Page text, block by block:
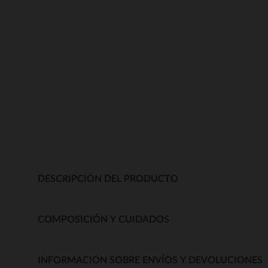
DESCRIPCIÓN DEL PRODUCTO
COMPOSICIÓN Y CUIDADOS
INFORMACIÓN SOBRE ENVÍOS Y DEVOLUCIONES